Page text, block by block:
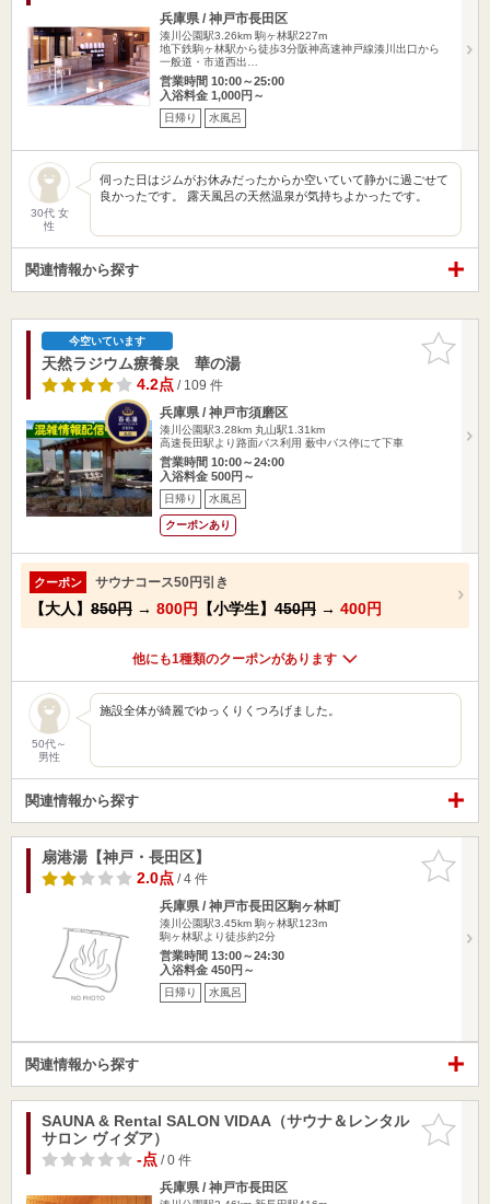
兵庫県 / 神戸市長田区
湊川公園駅3.26km 駒ヶ林駅227m
地下鉄駒ヶ林駅から徒歩3分阪神高速神戸線湊川出口から
一般道・市道西出…
営業時間 10:00～25:00
入浴料金 1,000円～
日帰り 水風呂
30代 女
性
伺った日はジムがお休みだったからか空いていて静かに過ごせて
良かったです。 露天風呂の天然温泉が気持ちよかったです。
関連情報から探す
お気に入
りに追加
今空いています
天然ラジウム療養泉 華の湯
4.2点/ 109 件
兵庫県 / 神戸市須磨区
湊川公園駅3.28km 丸山駅1.31km
高速長田駅より路面バス利用 薮中バス停にて下車
営業時間 10:00～24:00
入浴料金 500円～
日帰り 水風呂
クーポンあり
クーポン サウナコース50円引き
【大人】 850円 → 800円 【小学生】 450円 → 400円
他にも1種類のクーポンがあります
50代～
男性
施設全体が綺麗でゆっくりくつろげました。
関連情報から探す
お気に入
りに追加
扇港湯【神戸・長田区】
2.0点/ 4 件
兵庫県 / 神戸市長田区駒ヶ林町
湊川公園駅3.45km 駒ヶ林駅123m
駒ヶ林駅より徒歩約2分
営業時間 13:00～24:30
入浴料金 450円～
日帰り 水風呂
関連情報から探す
お気に入
りに追加
SAUNA & Rental SALON VIDAA（サウナ＆レンタル
サロン ヴィダア）
-点/ 0 件
兵庫県 / 神戸市長田区